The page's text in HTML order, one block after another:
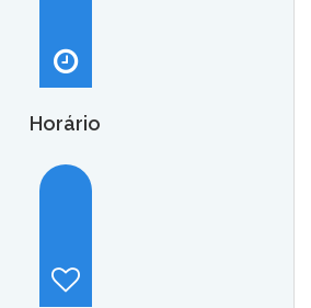
Horário
Segunda a sábado, das 7h às 18h.